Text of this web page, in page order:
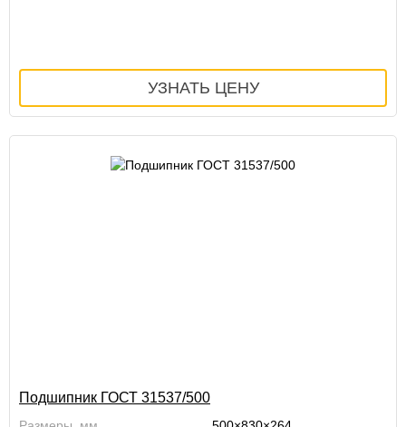
Подшипник ГОСТ 31537/500